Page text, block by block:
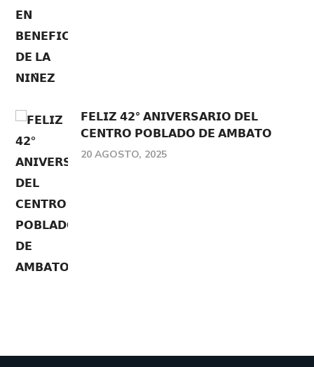
𝗙𝗘𝗟𝗜𝗭 𝟰𝟮° 𝗔𝗡𝗜𝗩𝗘𝗥𝗦𝗔𝗥𝗜𝗢 𝗗𝗘𝗟
𝗖𝗘𝗡𝗧𝗥𝗢 𝗣𝗢𝗕𝗟𝗔𝗗𝗢 𝗗𝗘 𝗔𝗠𝗕𝗔𝗧𝗢
20 AGOSTO, 2025